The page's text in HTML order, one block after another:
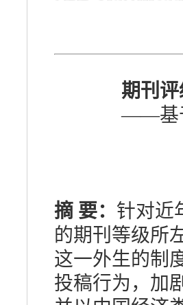
期刊
——基
摘 要： 针对近
的期刊等级所
这一外生的制
投稿行为，加